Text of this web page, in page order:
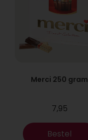
Merci 250 gram
7,95
Bestel